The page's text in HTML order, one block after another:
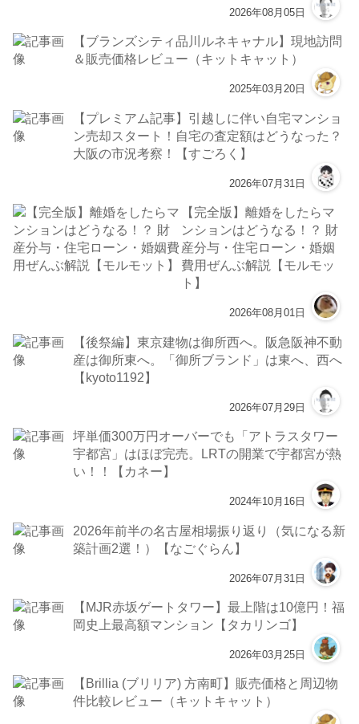
2026年08月05日
【ブランズシティ品川ルネキャナル】現地訪問
＆販売価格レビュー（キットキャット）
2025年03月20日
【プレミアム記事】引越しに伴い自宅マンショ
ン売却スタート！自宅の査定額はどうなった？
大阪の市況考察！【すごろく】
2026年07月31日
【完全版】離婚をしたらマ
ンションはどうなる！？ 財
産分与・住宅ローン・婚姻
費用ぜんぶ解説【モルモッ
ト】
2026年08月01日
【後祭編】東京建物は御所西へ。阪急阪神不動
産は御所東へ。「御所ブランド」は東へ、西へ
【kyoto1192】
2026年07月29日
坪単価300万円オーバーでも「アトラスタワー
宇都宮」はほぼ完売。LRTの開業で宇都宮が熱
い！！【カネー】
2024年10月16日
2026年前半の名古屋相場振り返り（気になる新
築計画2選！）【なごぐらん】
2026年07月31日
【MJR赤坂ゲートタワー】最上階は10億円！福
岡史上最高額マンション【タカリンゴ】
2026年03月25日
【Brillia (ブリリア) 方南町】販売価格と周辺物
件比較レビュー（キットキャット）